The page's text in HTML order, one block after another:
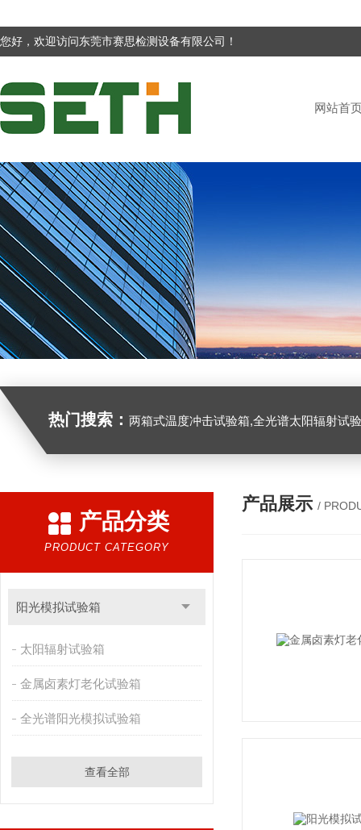
您好，欢迎访问东莞市赛思检测设备有限公司！
网站首
热门搜索： 两箱式温度冲击试验箱,全光谱太阳辐射试
产品分类
PRODUCT CATEGORY
阳光模拟试验箱
太阳辐射试验箱
金属卤素灯老化试验箱
全光谱阳光模拟试验箱
查看全部
产品展示 /